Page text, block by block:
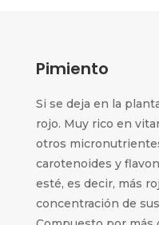
Pimiento
Si se deja en la
rojo. Muy rico en
otros
carotenoides y
esté, es decir, más
concentración de